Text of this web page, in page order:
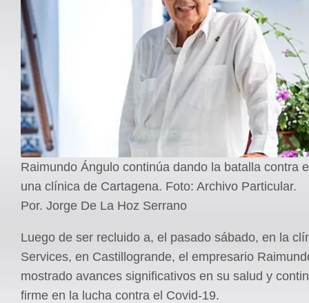
facebook
Twitter
Instagram
Registro ISSN: 2711-3299
Raimundo Ángulo continúa dando la batalla contra
una clínica de Cartagena. Foto: Archivo Particular.
Por. Jorge De La Hoz Serrano
Luego de ser recluido a, el pasado sábado, en la
Services, en Castillogrande, el empresario
mostrado avances significativos en su salud y
firme en la lucha contra el Covid-19.